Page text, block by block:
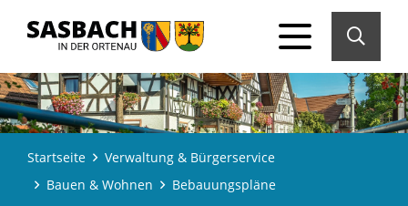
Startseite
Verwaltung & Bürgerservice
Bauen & Wohnen
Bebauungspläne